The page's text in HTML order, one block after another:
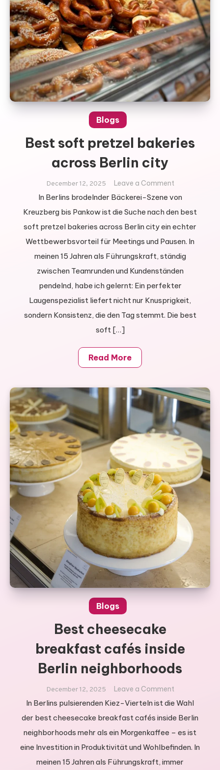
Blogs
Best soft pretzel bakeries
across Berlin city
December 12, 2025 Leave a Commenton
Best
bakeries
across
Berlin
city
In Berlins brodelnder Bäckerei-Szene von
Kreuzberg bis Pankow ist die Suche nach den best
soft pretzel bakeries across Berlin city ein echter
Wettbewerbsvorteil für Meetings und Pausen. In
meinen 15 Jahren als Führungskraft, ständig
zwischen Teamrunden und Kundenständen
pendelnd, habe ich gelernt: Ein perfekter
Laugenspezialist liefert nicht nur Knusprigkeit,
sondern Konsistenz, die den Tag stemmt. Die best
soft […]
Read More
Blogs
Best cheesecake
breakfast cafés inside
Berlin neighborhoods
December 12, 2025 Leave a Commenton
Best
cafés
inside
Berlin
In Berlins pulsierenden Kiez-Vierteln ist die Wahl
der best cheesecake breakfast cafés inside Berlin
neighborhoods mehr als ein Morgenkaffee – es ist
eine Investition in Produktivität und Wohlbefinden. In
meinen 15 Jahren als Führungskraft, immer